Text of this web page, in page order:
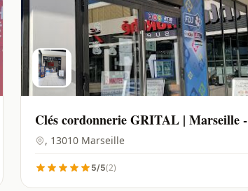
Clés cordonnerie GRITAL | Marseille -
13010
, 13010 Marseille
5/5(2)